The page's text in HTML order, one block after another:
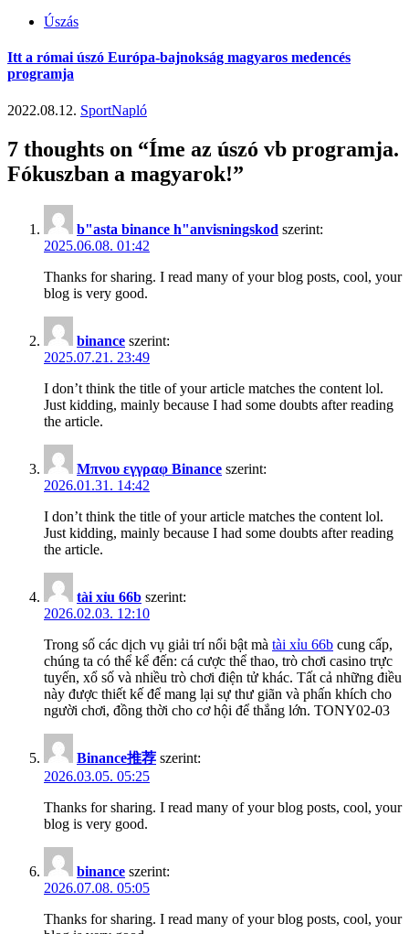
Úszás
Itt a római úszó Európa-bajnokság magyaros medencés
programja
2022.08.12. SportNapló
7 thoughts on “Íme az úszó vb programja.
Fókuszban a magyarok!”
b"asta binance h"anvisningskod szerint:
2025.06.08. 01:42
Thanks for sharing. I read many of your blog posts, cool, your
blog is very good.
binance szerint:
2025.07.21. 23:49
I don’t think the title of your article matches the content lol.
Just kidding, mainly because I had some doubts after reading
the article.
Μπνου εγγραφ Binance szerint:
2026.01.31. 14:42
I don’t think the title of your article matches the content lol.
Just kidding, mainly because I had some doubts after reading
the article.
tài xỉu 66b szerint:
2026.02.03. 12:10
Trong số các dịch vụ giải trí nổi bật mà tài xỉu 66b cung cấp,
chúng ta có thể kể đến: cá cược thể thao, trò chơi casino trực
tuyến, xổ số và nhiều trò chơi điện tử khác. Tất cả những điều
này được thiết kế để mang lại sự thư giãn và phấn khích cho
người chơi, đồng thời cho cơ hội để thắng lớn. TONY02-03
Binance推荐 szerint:
2026.03.05. 05:25
Thanks for sharing. I read many of your blog posts, cool, your
blog is very good.
binance szerint:
2026.07.08. 05:05
Thanks for sharing. I read many of your blog posts, cool, your